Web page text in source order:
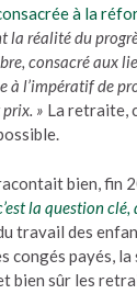
à la
la réalité du
consacré aux
à l’impératif de
» La retraite,
bien, fin
la question clé,
du travail des
congés payés, la
bien sûr les